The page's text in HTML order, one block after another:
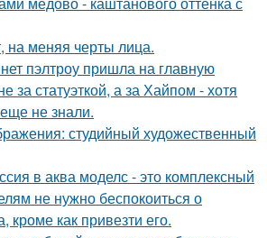
на меняя черты лица.
пэлтроу пришла на главную
за статуэткой, а за Хайпом - хотя
не знали.
студийный художественный
в аква моделс - это комплексный
не нужно беспокоиться о
кроме как привезти его.